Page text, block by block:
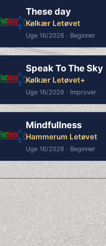
These day
Kølkær Letøvet
Uge 16/2026 · Beginner
Speak To The Sky
Kølkær Letøvet+
Uge 16/2026 · Improver
Mindfullness
Hammerum Letøvet
Uge 16/2026 · Beginner